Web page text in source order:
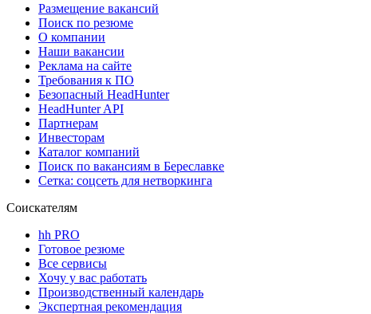
Размещение вакансий
Поиск по резюме
О компании
Наши вакансии
Реклама на сайте
Требования к ПО
Безопасный HeadHunter
HeadHunter API
Партнерам
Инвесторам
Каталог компаний
Поиск по вакансиям в Береславке
Сетка: соцсеть для нетворкинга
Соискателям
hh PRO
Готовое резюме
Все сервисы
Хочу у вас работать
Производственный календарь
Экспертная рекомендация